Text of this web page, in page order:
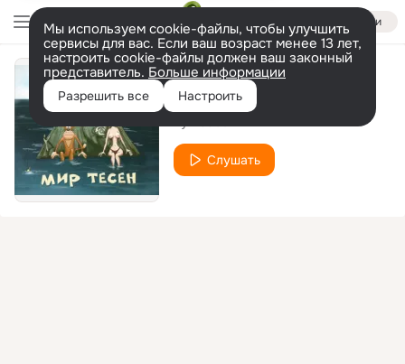
Войти
Мы используем cookie-файлы, чтобы улучшить
сервисы для вас. Если ваш возраст менее 13 лет,
настроить cookie-файлы должен ваш законный
представитель. Больше информации
Разрешить все Настроить
Про блядуна
Слушать